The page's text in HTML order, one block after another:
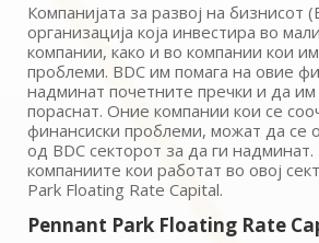
Компанијата за развој на бизнисот
организација која инвестира во
компании, како и во компании кои
проблеми. BDC им помага на овие
надминат почетните пречки и да
пораснат. Оние компании кои се
финансиски проблеми, можат да се
од BDC секторот за да ги
компаниите кои работат во овој
Park Floating Rate Capital.
Pennant Park Floating Rate